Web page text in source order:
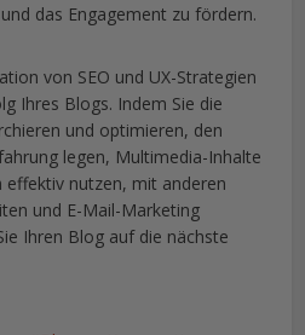
das Engagement zu fördern.
von SEO und UX-Strategien
Ihres Blogs. Indem Sie die
und optimieren, den
legen, Multimedia-Inhalte
effektiv nutzen, mit anderen
und E-Mail-Marketing
Ihren Blog auf die nächste